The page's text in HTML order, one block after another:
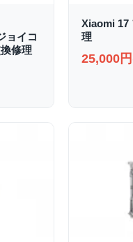
ョイコ
修理
Xiaomi 17
理
25,000